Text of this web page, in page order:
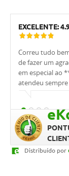
EXCELENTE:
Correu tudo
de fazer um
em especial ao
atendeu
Distribuído por